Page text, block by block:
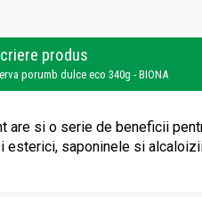
produs
porumb dulce eco 340g - BIONA
are si o serie de beneficii
esterici, saponinele si